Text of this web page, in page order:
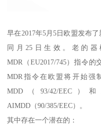
早在2017年5月5日欧盟发布
同月25日生效。老的器
MDR（EU2017/745）指令的
MDR指令在欧盟将开始强
MDD（93/42/EEC
AIMDD（90/385/EEC）。
其中存在一个潜在的：